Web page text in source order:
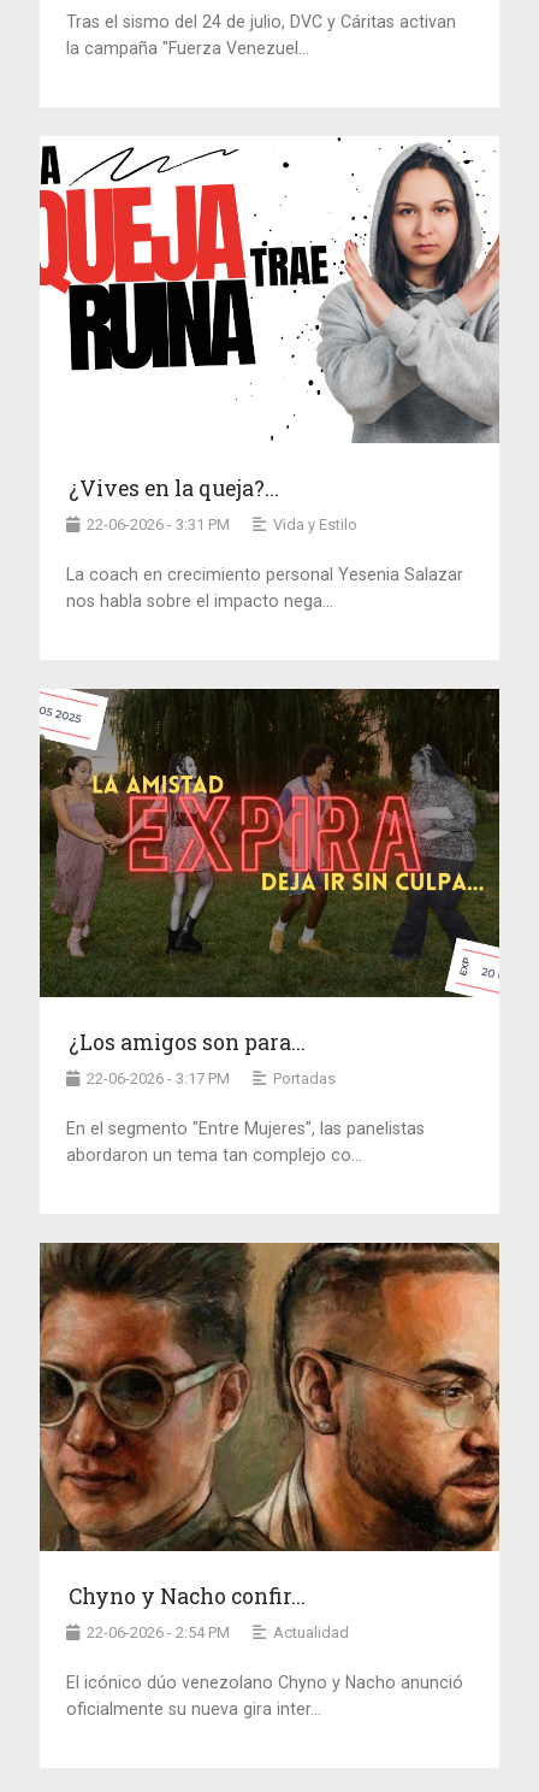
Tras el sismo del 24 de julio, DVC y Cáritas activan
la campaña "Fuerza Venezuel...
¿Vives en la queja?...
22-06-2026 - 3:31 PM Vida y Estilo
La coach en crecimiento personal Yesenia Salazar
nos habla sobre el impacto nega...
¿Los amigos son para...
22-06-2026 - 3:17 PM Portadas
En el segmento "Entre Mujeres", las panelistas
abordaron un tema tan complejo co...
Chyno y Nacho confir...
22-06-2026 - 2:54 PM Actualidad
El icónico dúo venezolano Chyno y Nacho anunció
oficialmente su nueva gira inter...